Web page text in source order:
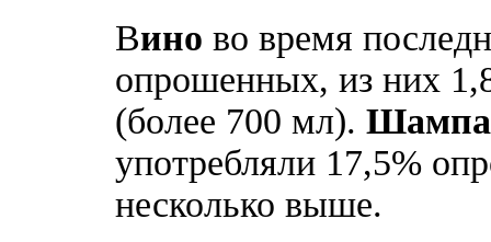
Вино во время
опрошенных, из них
(более 700 мл).
употребляли 17,5%
несколько выше.